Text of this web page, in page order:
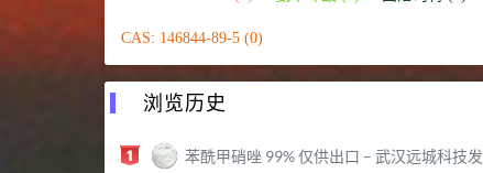
CAS: 146844-89-5 (0)
浏览历史
苯酰甲硝唑 99% 仅供出口 – 武汉远城科技发展有限公司